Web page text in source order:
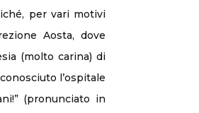
per vari motivi
Aosta, dove
(molto carina) di
l’ospitale
(pronunciato in